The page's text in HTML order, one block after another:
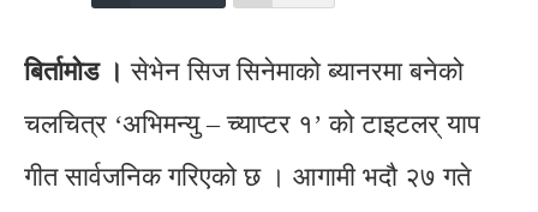
बिर्तामोड । सेभेन सिज सिनेमाको ब्यानरमा बनेको
चलचित्र ‘अभिमन्यु – च्याप्टर १’ को टाइटलर् याप
गीत सार्वजनिक गरिएको छ । आगामी भदौ २७ गते